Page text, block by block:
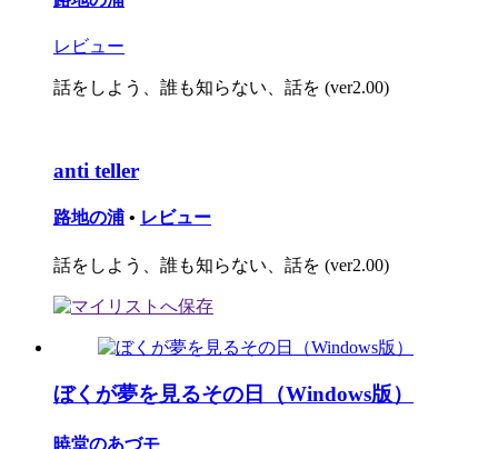
レビュー
話をしよう、誰も知らない、話を (ver2.00)
anti teller
路地の浦 • レビュー
話をしよう、誰も知らない、話を (ver2.00)
ぼくが夢を見るその日（Windows版）
暁堂のあづモ